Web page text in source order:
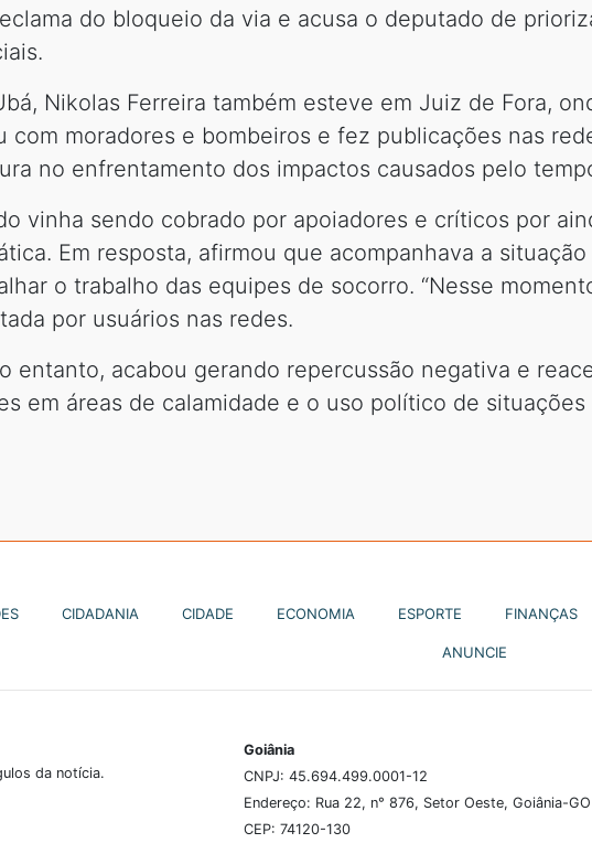
do bloqueio da via e acusa o deputado de
Nikolas Ferreira também esteve em Juiz de Fora,
com moradores e bombeiros e fez publicações nas
no enfrentamento dos impactos causados pelo
vinha sendo cobrado por apoiadores e críticos por
Em resposta, afirmou que acompanhava a
o trabalho das equipes de socorro. “Nesse
por usuários nas redes.
entanto, acabou gerando repercussão negativa e
em áreas de calamidade e o uso político de
CIDADANIA CIDADE ECONOMIA ESPORTE FINANÇAS
ANUNCIE
da notícia.
Goiânia
CNPJ: 45.694.499.0001-12
Endereço: Rua 22, n° 876, Setor Oeste, Goiânia-GO
CEP: 74120-130